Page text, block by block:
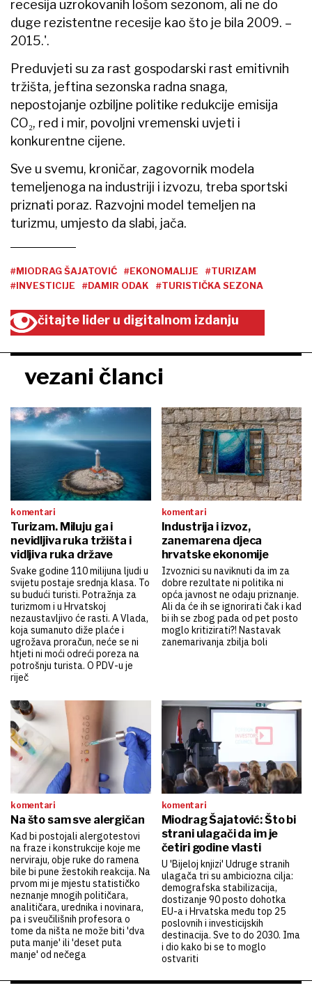
recesija uzrokovanih lošom sezonom, ali ne do
duge rezistentne recesije kao što je bila 2009. –
2015.'.
Preduvjeti su za rast gospodarski rast emitivnih
tržišta, jeftina sezonska radna snaga,
nepostojanje ozbiljne politike redukcije emisija
CO₂, red i mir, povoljni vremenski uvjeti i
konkurentne cijene.
Sve u svemu, kroničar, zagovornik modela
temeljenoga na industriji i izvozu, treba sportski
priznati poraz. Razvojni model temeljen na
turizmu, umjesto da slabi, jača.
#MIODRAG ŠAJATOVIĆ #EKONOMALIJE
#TURIZAM
#INVESTICIJE
#DAMIR ODAK #TURISTIČKA SEZONA
čitajte lider u digitalnom izdanju
vezani članci
komentari
Turizam. Miluju ga i
nevidljiva ruka tržišta i
vidljiva ruka države
Svake godine 110 milijuna ljudi u
svijetu postaje srednja klasa. To
su budući turisti. Potražnja za
turizmom i u Hrvatskoj
nezaustavljivo će rasti. A Vlada,
koja sumanuto diže plaće i
ugrožava proračun, neće se ni
htjeti ni moći odreći poreza na
potrošnju turista. O PDV-u je
riječ
komentari
Industrija i izvoz,
zanemarena djeca
hrvatske ekonomije
Izvoznici su naviknuti da im za
dobre rezultate ni politika ni
opća javnost ne odaju priznanje.
Ali da će ih se ignorirati čak i kad
bi ih se zbog pada od pet posto
moglo kritizirati?! Nastavak
zanemarivanja zbilja boli
komentari
Na što sam sve alergičan
Kad bi postojali alergotestovi
na fraze i konstrukcije koje me
nerviraju, obje ruke do ramena
bile bi pune žestokih reakcija. Na
prvom mi je mjestu statističko
neznanje mnogih političara,
analitičara, urednika i novinara,
pa i sveučilišnih profesora o
tome da ništa ne može biti 'dva
puta manje' ili 'deset puta
manje' od nečega
komentari
Miodrag Šajatović: Što bi
strani ulagači da im je
četiri godine vlasti
U 'Bijeloj knjizi' Udruge stranih
ulagača tri su ambiciozna cilja:
demografska stabilizacija,
dostizanje 90 posto dohotka
EU-a i Hrvatska među top 25
poslovnih i investicijskih
destinacija. Sve to do 2030. Ima
i dio kako bi se to moglo
ostvariti